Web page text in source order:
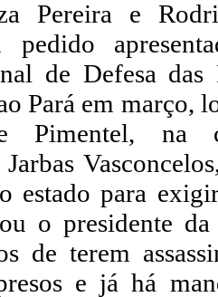
Pereira e
pedido
de Defesa das
Pará em março,
Pimentel, na
estado para
o presidente
de terem
e já há